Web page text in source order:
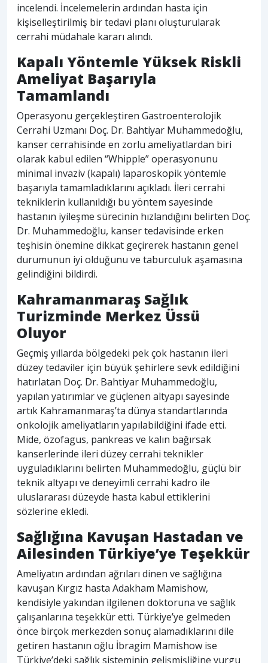
incelendi. İncelemelerin ardından hasta için
kişiselleştirilmiş bir tedavi planı oluşturularak
cerrahi müdahale kararı alındı.
Kapalı Yöntemle Yüksek Riskli
Ameliyat Başarıyla
Tamamlandı
Operasyonu gerçekleştiren Gastroenterolojik
Cerrahi Uzmanı Doç. Dr. Bahtiyar Muhammedoğlu,
kanser cerrahisinde en zorlu ameliyatlardan biri
olarak kabul edilen “Whipple” operasyonunu
minimal invaziv (kapalı) laparoskopik yöntemle
başarıyla tamamladıklarını açıkladı. İleri cerrahi
tekniklerin kullanıldığı bu yöntem sayesinde
hastanın iyileşme sürecinin hızlandığını belirten Doç.
Dr. Muhammedoğlu, kanser tedavisinde erken
teşhisin önemine dikkat geçirerek hastanın genel
durumunun iyi olduğunu ve taburculuk aşamasına
gelindiğini bildirdi.
Kahramanmaraş Sağlık
Turizminde Merkez Üssü
Oluyor
Geçmiş yıllarda bölgedeki pek çok hastanın ileri
düzey tedaviler için büyük şehirlere sevk edildiğini
hatırlatan Doç. Dr. Bahtiyar Muhammedoğlu,
yapılan yatırımlar ve güçlenen altyapı sayesinde
artık Kahramanmaraş’ta dünya standartlarında
onkolojik ameliyatların yapılabildiğini ifade etti.
Mide, özofagus, pankreas ve kalın bağırsak
kanserlerinde ileri düzey cerrahi teknikler
uyguladıklarını belirten Muhammedoğlu, güçlü bir
teknik altyapı ve deneyimli cerrahi kadro ile
uluslararası düzeyde hasta kabul ettiklerini
sözlerine ekledi.
Sağlığına Kavuşan Hastadan ve
Ailesinden Türkiye’ye Teşekkür
Ameliyatın ardından ağrıları dinen ve sağlığına
kavuşan Kırgız hasta Adakham Mamishow,
kendisiyle yakından ilgilenen doktoruna ve sağlık
çalışanlarına teşekkür etti. Türkiye’ye gelmeden
önce birçok merkezden sonuç alamadıklarını dile
getiren hastanın oğlu İbragim Mamishow ise
Türkiye’deki sağlık sisteminin gelişmişliğine vurgu